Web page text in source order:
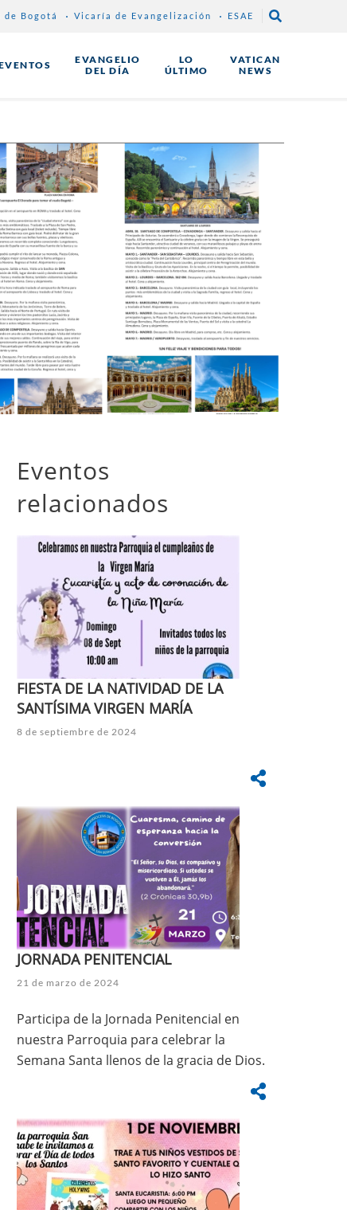
Bogotá Vicaría de Evangelización ESAE
EVANGELIO
DEL DÍA
LO
ÚLTIMO
VATICAN
NEWS
Eventos
relacionados
FIESTA DE LA NATIVIDAD DE LA
SANTÍSIMA VIRGEN MARÍA
8 de septiembre de 2024
JORNADA PENITENCIAL
21 de marzo de 2024
Participa de la Jornada Penitencial en
nuestra Parroquia para celebrar la
Semana Santa llenos de la gracia de Dios.